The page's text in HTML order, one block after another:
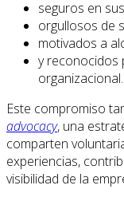
seguros en
orgullosos de
motivados a
y reconocidos
organizacional.
Este compromiso
advocacy, una
comparten
experiencias,
visibilidad de la